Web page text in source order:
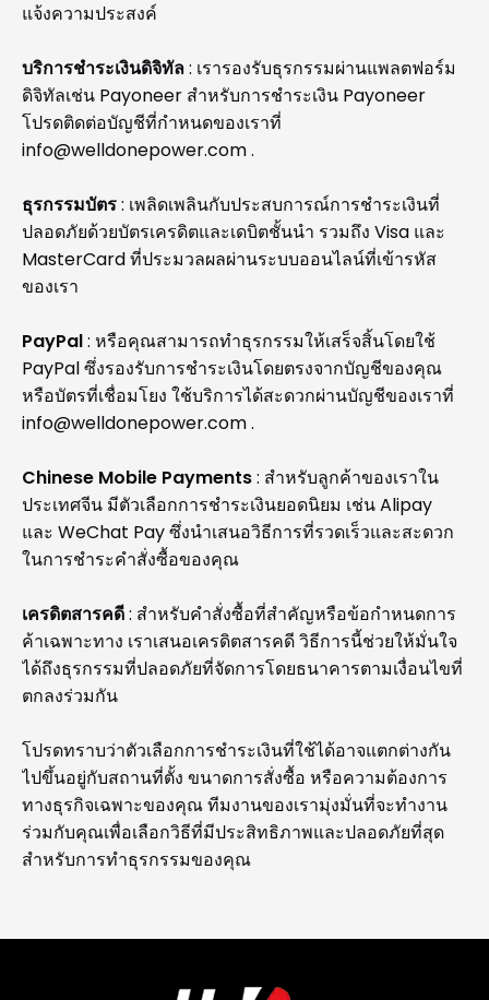
แจ้งความประสงค์
บริการชำระเงินดิจิทัล: เรารองรับธุรกรรมผ่านแพลตฟอร์ม
ดิจิทัลเช่น Payoneer สำหรับการชำระเงิน Payoneer
โปรดติดต่อบัญชีที่กำหนดของเราที่
info@welldonepower.com.
ธุรกรรมบัตร: เพลิดเพลินกับประสบการณ์การชำระเงินที่
ปลอดภัยด้วยบัตรเครดิตและเดบิตชั้นนำ รวมถึง Visa และ
MasterCard ที่ประมวลผลผ่านระบบออนไลน์ที่เข้ารหัส
ของเรา
PayPal: หรือคุณสามารถทำธุรกรรมให้เสร็จสิ้นโดยใช้
PayPal ซึ่งรองรับการชำระเงินโดยตรงจากบัญชีของคุณ
หรือบัตรที่เชื่อมโยง ใช้บริการได้สะดวกผ่านบัญชีของเราที่
info@welldonepower.com.
Chinese Mobile Payments: สำหรับลูกค้าของเราใน
ประเทศจีน มีตัวเลือกการชำระเงินยอดนิยม เช่น Alipay
และ WeChat Pay ซึ่งนำเสนอวิธีการที่รวดเร็วและสะดวก
ในการชำระคำสั่งซื้อของคุณ
เครดิตสารคดี: สำหรับคำสั่งซื้อที่สำคัญหรือข้อกำหนดการ
ค้าเฉพาะทาง เราเสนอเครดิตสารคดี วิธีการนี้ช่วยให้มั่นใจ
ได้ถึงธุรกรรมที่ปลอดภัยที่จัดการโดยธนาคารตามเงื่อนไขที่
ตกลงร่วมกัน
โปรดทราบว่าตัวเลือกการชำระเงินที่ใช้ได้อาจแตกต่างกัน
ไปขึ้นอยู่กับสถานที่ตั้ง ขนาดการสั่งซื้อ หรือความต้องการ
ทางธุรกิจเฉพาะของคุณ ทีมงานของเรามุ่งมั่นที่จะทำงาน
ร่วมกับคุณเพื่อเลือกวิธีที่มีประสิทธิภาพและปลอดภัยที่สุด
สำหรับการทำธุรกรรมของคุณ